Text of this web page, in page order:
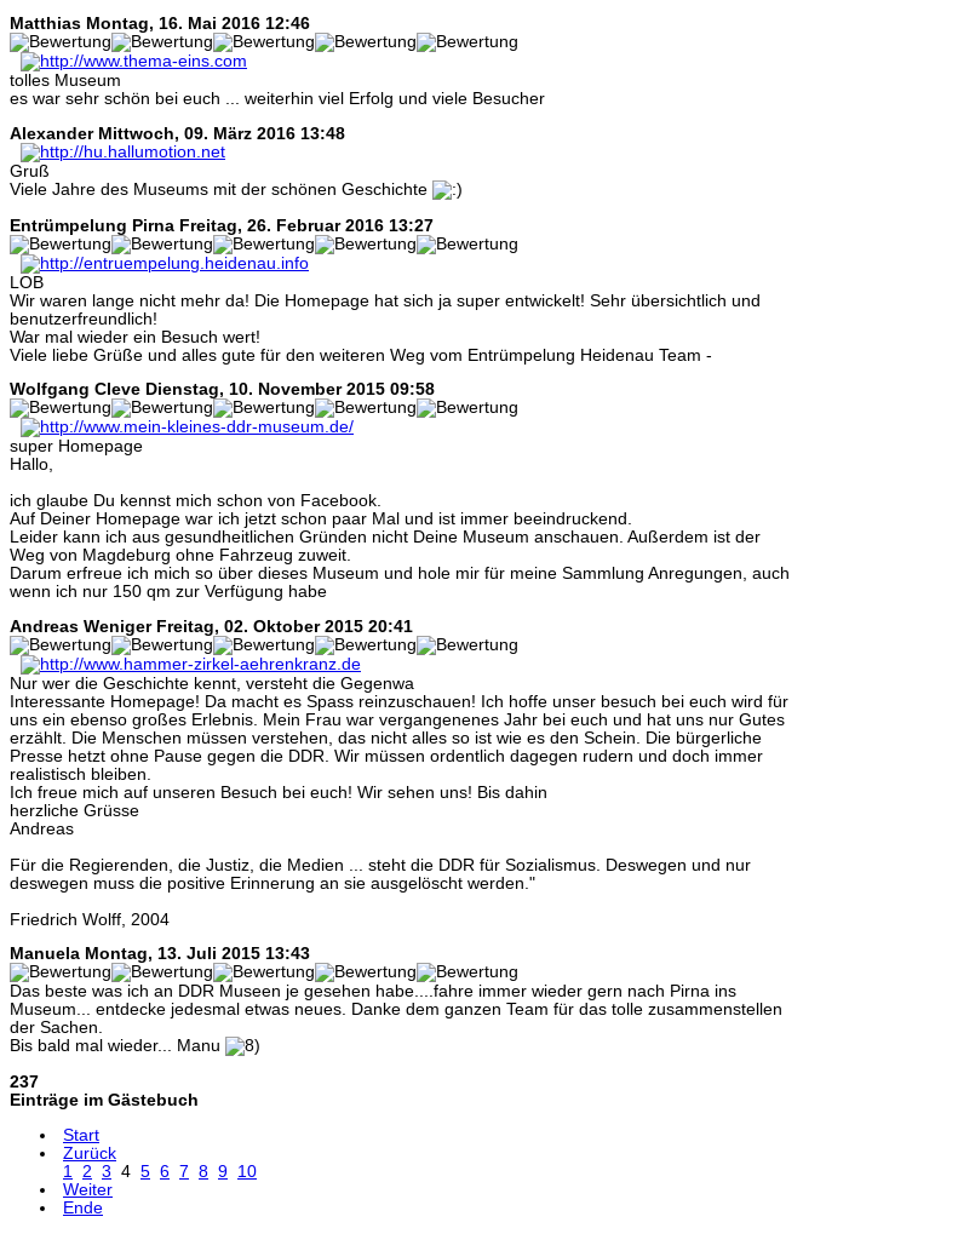
Matthias Montag, 16. Mai 2016 12:46
tolles Museum
es war sehr schön bei euch ... weiterhin viel Erfolg und viele Besucher
Alexander Mittwoch, 09. März 2016 13:48
Gruß
Viele Jahre des Museums mit der schönen Geschichte
Entrümpelung Pirna Freitag, 26. Februar 2016 13:27
LOB
Wir waren lange nicht mehr da! Die Homepage hat sich ja super entwickelt! Sehr übersichtlich und
benutzerfreundlich!
War mal wieder ein Besuch wert!
Viele liebe Grüße und alles gute für den weiteren Weg vom Entrümpelung Heidenau Team -
Wolfgang Cleve Dienstag, 10. November 2015 09:58
super Homepage
Hallo,
ich glaube Du kennst mich schon von Facebook.
Auf Deiner Homepage war ich jetzt schon paar Mal und ist immer beeindruckend.
Leider kann ich aus gesundheitlichen Gründen nicht Deine Museum anschauen. Außerdem ist der
Weg von Magdeburg ohne Fahrzeug zuweit.
Darum erfreue ich mich so über dieses Museum und hole mir für meine Sammlung Anregungen, auch
wenn ich nur 150 qm zur Verfügung habe
Andreas Weniger Freitag, 02. Oktober 2015 20:41
Nur wer die Geschichte kennt, versteht die Gegenwa
Interessante Homepage! Da macht es Spass reinzuschauen! Ich hoffe unser besuch bei euch wird für
uns ein ebenso großes Erlebnis. Mein Frau war vergangenenes Jahr bei euch und hat uns nur Gutes
erzählt. Die Menschen müssen verstehen, das nicht alles so ist wie es den Schein. Die bürgerliche
Presse hetzt ohne Pause gegen die DDR. Wir müssen ordentlich dagegen rudern und doch immer
realistisch bleiben.
Ich freue mich auf unseren Besuch bei euch! Wir sehen uns! Bis dahin
herzliche Grüsse
Andreas
Für die Regierenden, die Justiz, die Medien ... steht die DDR für Sozialismus. Deswegen und nur
deswegen muss die positive Erinnerung an sie ausgelöscht werden."
Friedrich Wolff, 2004
Manuela Montag, 13. Juli 2015 13:43
Das beste was ich an DDR Museen je gesehen habe....fahre immer wieder gern nach Pirna ins
Museum... entdecke jedesmal etwas neues. Danke dem ganzen Team für das tolle zusammenstellen
der Sachen.
Bis bald mal wieder... Manu
237
Einträge im Gästebuch
Start
Zurück
1
2 3 4 5 6 7 8 9 10
Weiter
Ende